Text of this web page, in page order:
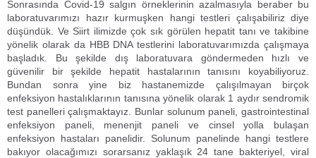
Sonrasında Covid-19 salgın örneklerinin azalmasıyla beraber bu
laboratuvarımızı hazır kurmuşken hangi testleri çalışabiliriz diye
düşündük. Ve Siirt ilimizde çok sık görülen hepatit tanı ve takibine
yönelik olarak da HBB DNA testlerini laboratuvarımızda çalışmaya
başladık. Bu şekilde dış laboratuvara göndermeden hızlı ve
güvenilir bir şekilde hepatit hastalarının tanısını koyabiliyoruz.
Bundan sonra yine biz hastanemizde çalışılmayan birçok
enfeksiyon hastalıklarının tanısına yönelik olarak 1 aydır sendromik
test panelleri çalışmaktayız. Bunlar solunum paneli, gastrointestinal
enfeksiyon paneli, menenjit paneli ve cinsel yolla bulaşan
enfeksiyon hastaları panelidir. Solunum panelinde hangi testlere
bakıyor olacağımızı sorarsanız yaklaşık 24 tane bakteriyel, viral